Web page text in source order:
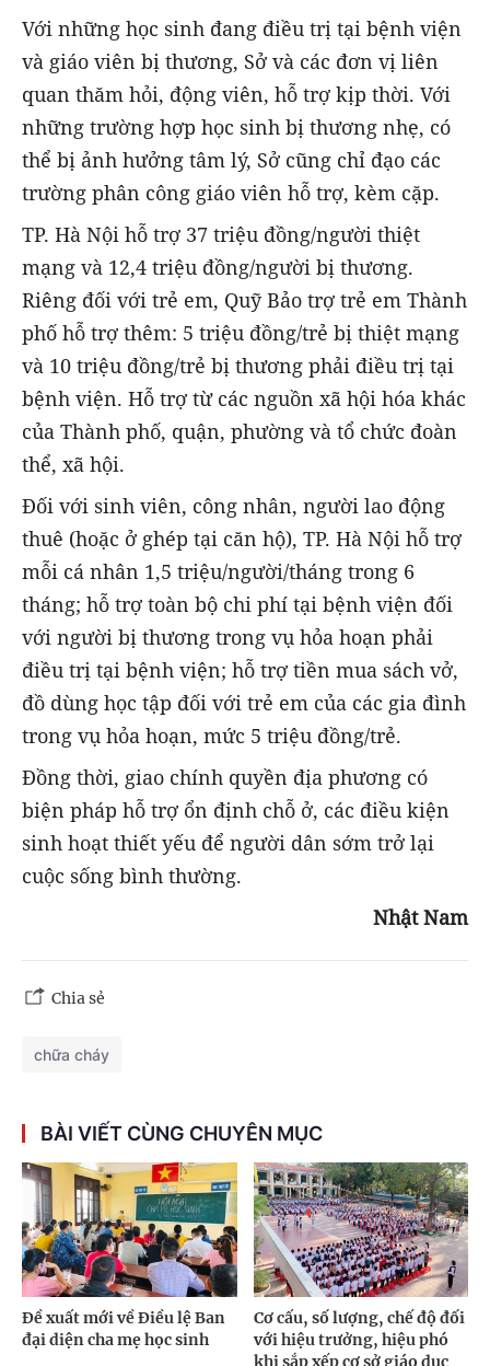
Với những học sinh đang điều trị tại bệnh viện
và giáo viên bị thương, Sở và các đơn vị liên
quan thăm hỏi, động viên, hỗ trợ kịp thời. Với
những trường hợp học sinh bị thương nhẹ, có
thể bị ảnh hưởng tâm lý, Sở cũng chỉ đạo các
trường phân công giáo viên hỗ trợ, kèm cặp.
TP. Hà Nội hỗ trợ 37 triệu đồng/người thiệt
mạng và 12,4 triệu đồng/người bị thương.
Riêng đối với trẻ em, Quỹ Bảo trợ trẻ em Thành
phố hỗ trợ thêm: 5 triệu đồng/trẻ bị thiệt mạng
và 10 triệu đồng/trẻ bị thương phải điều trị tại
bệnh viện. Hỗ trợ từ các nguồn xã hội hóa khác
của Thành phố, quận, phường và tổ chức đoàn
thể, xã hội.
Đối với sinh viên, công nhân, người lao động
thuê (hoặc ở ghép tại căn hộ), TP. Hà Nội hỗ trợ
mỗi cá nhân 1,5 triệu/người/tháng trong 6
tháng; hỗ trợ toàn bộ chi phí tại bệnh viện đối
với người bị thương trong vụ hỏa hoạn phải
điều trị tại bệnh viện; hỗ trợ tiền mua sách vở,
đồ dùng học tập đối với trẻ em của các gia đình
trong vụ hỏa hoạn, mức 5 triệu đồng/trẻ.
Đồng thời, giao chính quyền địa phương có
biện pháp hỗ trợ ổn định chỗ ở, các điều kiện
sinh hoạt thiết yếu để người dân sớm trở lại
cuộc sống bình thường.
Nhật Nam
Chia sẻ
chữa cháy
BÀI VIẾT CÙNG CHUYÊN MỤC
Đề xuất mới về Điều lệ Ban
đại diện cha mẹ học sinh
Cơ cấu, số lượng, chế độ đối
với hiệu trưởng, hiệu phó
khi sắp xếp cơ sở giáo dục